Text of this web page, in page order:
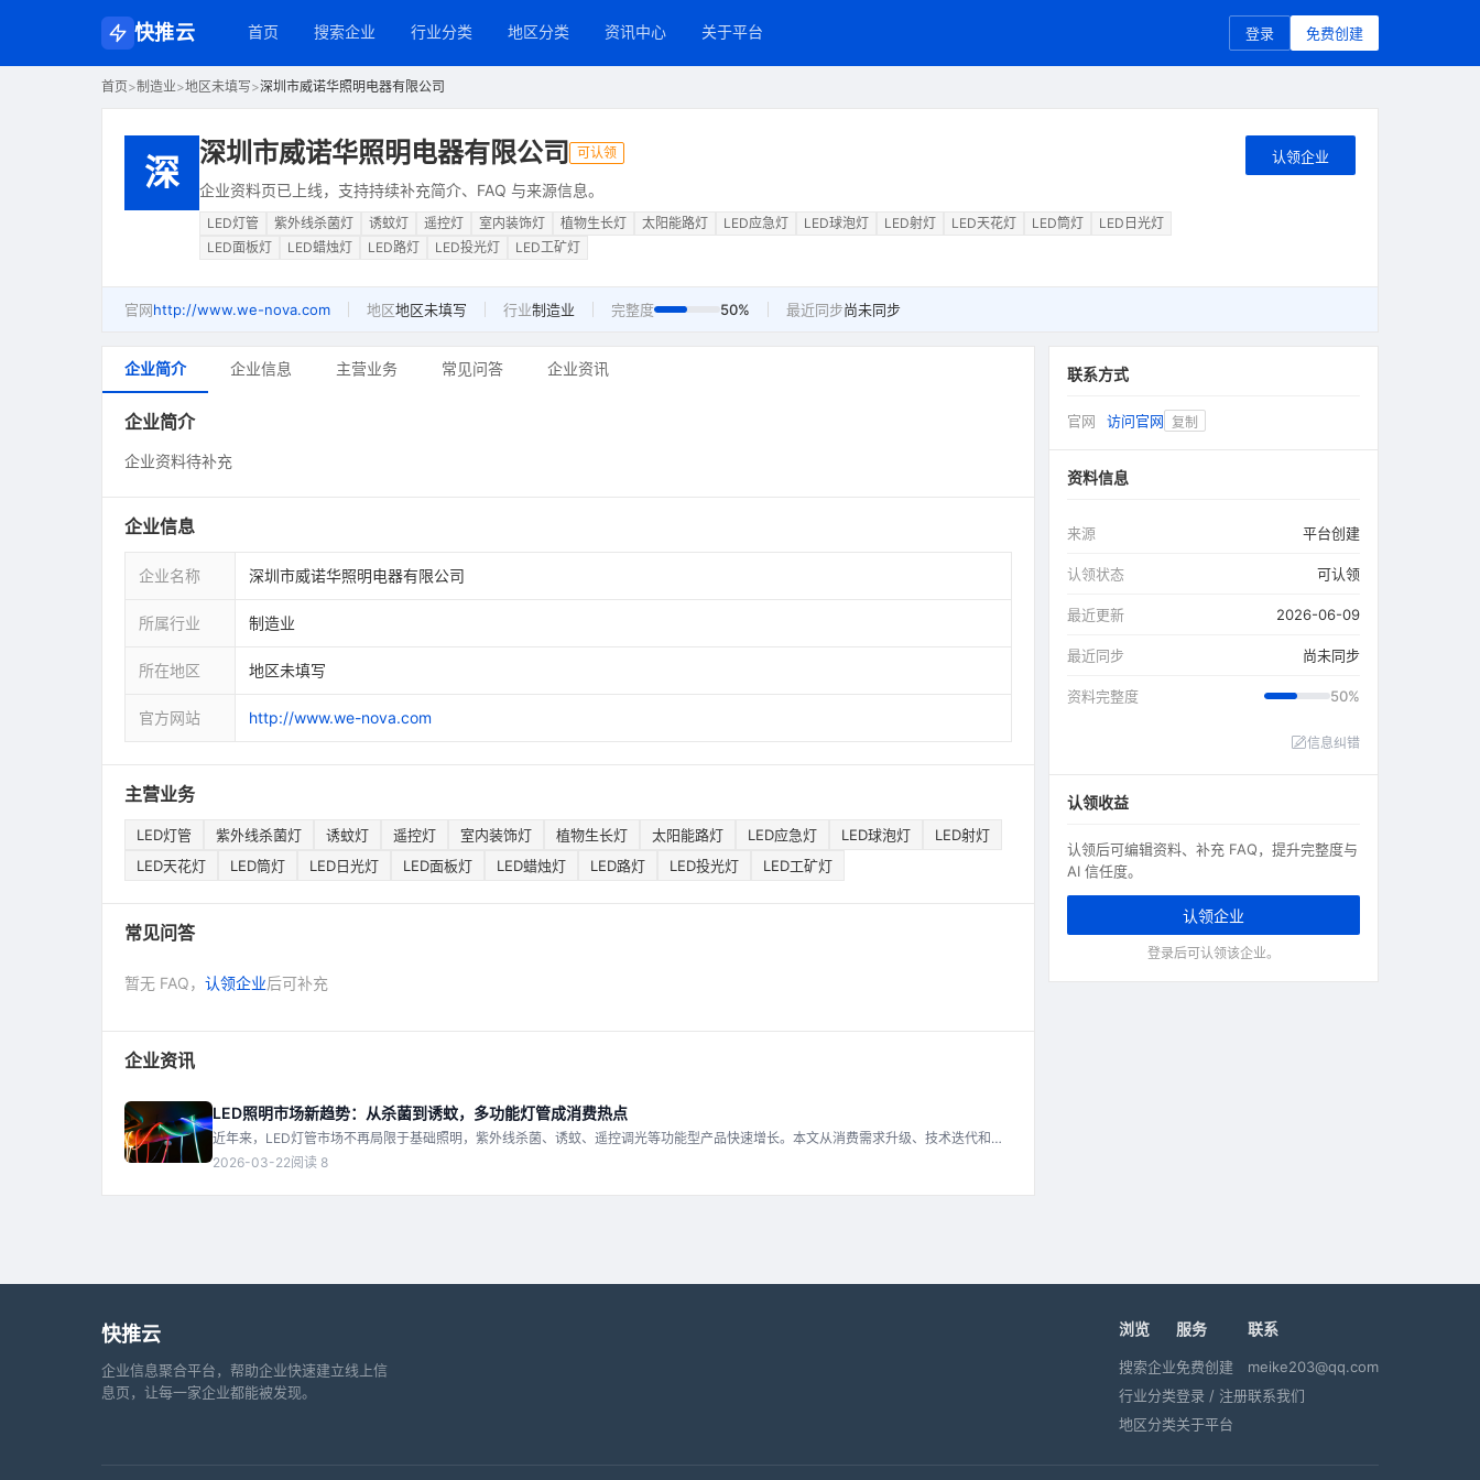
快推云 首页 搜索企业 行业分类 地区分类 资讯中心 关于平台 登录 免费创建
首页>制造业>地区未填写>深圳市威诺华照明电器有限公司
深 深圳市威诺华照明电器有限公司 可认领
企业资料页已上线，支持持续补充简介、FAQ 与来源信息。
LED灯管 紫外线杀菌灯 诱蚊灯 遥控灯 室内装饰灯 植物生长灯 太阳能路灯 LED应急灯 LED球泡灯 LED射灯 LED天花灯 LED筒灯
LED日光灯
LED面板灯
LED蜡烛灯 LED路灯 LED投光灯 LED工矿灯
认领企业
官网http://www.we-nova.com 地区地区未填写 行业制造业 完整度 50% 最近同步尚未同步
企业简介 企业信息 主营业务 常见问答 企业资讯
企业简介
企业资料待补充
企业信息
企业名称 深圳市威诺华照明电器有限公司
所属行业 制造业
所在地区 地区未填写
官方网站 http://www.we-nova.com
主营业务
LED灯管 紫外线杀菌灯 诱蚊灯 遥控灯 室内装饰灯 植物生长灯 太阳能路灯 LED应急灯 LED球泡灯
LED射灯
LED天花灯
LED筒灯 LED日光灯 LED面板灯 LED蜡烛灯 LED路灯 LED投光灯 LED工矿灯
常见问答
暂无 FAQ， 认领企业后可补充
企业资讯
LED照明市场新趋势：从杀菌到诱蚊，多功能灯管成消费热点
近年来，LED灯管市场不再局限于基础照明，紫外线杀菌、诱蚊、遥控调光等功能型产品快速增长。本文从消费需求升级、技术迭代和未
来走向三个维度，解析这一品类如何从单一照明向健康、智能、场景化转型。
2026-03-22阅读 8
联系方式
官网 访问官网 复制
资料信息
来源 平台创建
认领状态 可认领
最近更新 2026-06-09
最近同步 尚未同步
资料完整度 50%
信息纠错
认领收益
认领后可编辑资料、补充 FAQ，提升完整度与
AI 信任度。
认领企业
登录后可认领该企业。
快推云
企业信息聚合平台，帮助企业快速建立线上信
息页，让每一家企业都能被发现。
浏览
搜索企业
行业分类
地区分类
服务
免费创建
登录 / 注册
关于平台
联系
meike203@qq.com
联系我们